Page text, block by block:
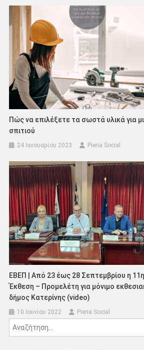
Πώς να επιλέξετε τα σωστά υλικά για
σπιτιού
24 Ιανουαρίου 2023 Pieria Social
ΕΒΕΠ | Από 23 έως 28 Σεπτεμβρίου η
Έκθεση – Προμελέτη για μόνιμο
δήμος Κατερίνης (video)
10 Ιουνίου 2022 Pieria Social